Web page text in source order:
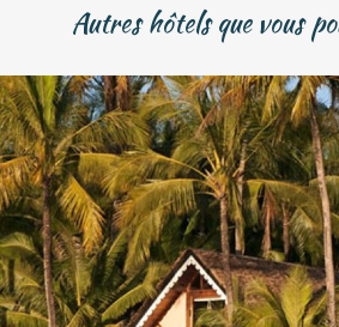
Autres hôtels que vous